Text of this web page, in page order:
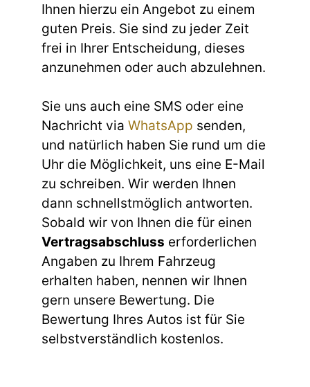
Ihnen hierzu ein Angebot zu einem
guten Preis. Sie sind zu jeder Zeit
frei in Ihrer Entscheidung, dieses
anzunehmen oder auch abzulehnen.
Sie uns auch eine SMS oder eine
Nachricht via WhatsApp senden,
und natürlich haben Sie rund um die
Uhr die Möglichkeit, uns eine E-Mail
zu schreiben. Wir werden Ihnen
dann schnellstmöglich antworten.
Sobald wir von Ihnen die für einen
Vertragsabschluss erforderlichen
Angaben zu Ihrem Fahrzeug
erhalten haben, nennen wir Ihnen
gern unsere Bewertung. Die
Bewertung Ihres Autos ist für Sie
selbstverständlich kostenlos.